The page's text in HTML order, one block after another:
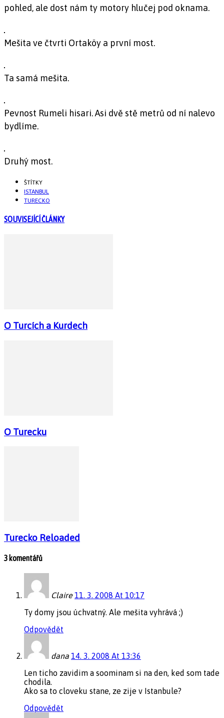
pohled, ale dost nám ty motory hlučej pod oknama.
Mešita ve čtvrti Ortaköy a první most.
Ta samá mešita.
Pevnost Rumeli hisari. Asi dvě stě metrů od ní nalevo
bydlíme.
Druhý most.
ŠTÍTKY
ISTANBUL
TURECKO
SOUVISEJÍCÍ ČLÁNKY
O Turcích a Kurdech
O Turecku
Turecko Reloaded
3 komentářů
Claire 11. 3. 2008 At 10:17
Ty domy jsou úchvatný. Ale mešita vyhrává ;)
Odpovědět
dana 14. 3. 2008 At 13:36
Len ticho zavidim a soominam si na den, ked som tade
chodila.
Ako sa to cloveku stane, ze zije v Istanbule?
Odpovědět